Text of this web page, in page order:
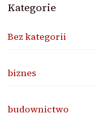
Kategorie
Bez kategorii
biznes
budownictwo